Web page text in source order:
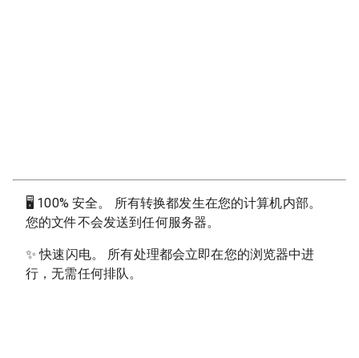
🖥 100% 安全。 所有转换都发生在您的计算机内部。
您的文件不会发送到任何服务器。
✨快速闪电。 所有处理都会立即在您的浏览器中进
行，无需任何排队。